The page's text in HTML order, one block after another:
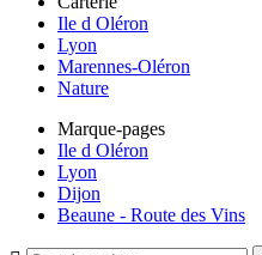
Ile d Oléron
Lyon
Marennes-Oléron
Nature
Marque-pages
Ile d Oléron
Lyon
Dijon
Beaune - Route des Vins